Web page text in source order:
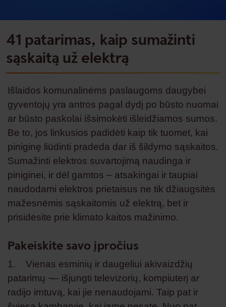
41 patarimas, kaip sumažinti
sąskaitą už elektrą
Išlaidos komunalinėms paslaugoms daugybei
gyventojų yra antros pagal dydį po būsto nuomai
ar būsto paskolai išsimokėti išleidžiamos sumos.
Be to, jos linkusios padidėti kaip tik tuomet, kai
piniginę liūdinti pradeda dar iš šildymo sąskaitos.
Sumažinti elektros suvartojimą naudinga ir
piniginei, ir dėl gamtos – atsakingai ir taupiai
naudodami elektros prietaisus ne tik džiaugsitės
mažesnėmis sąskaitomis už elektrą, bet ir
prisidėsite prie klimato kaitos mažinimo.
Pakeiskite savo įpročius
1. Vienas esminių ir daugeliui akivaizdžių
patarimų ¬– išjungti televizorių, kompiuterį ar
radijo imtuvą, kai jie nenaudojami. Taip pat ir